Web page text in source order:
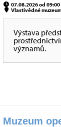
07.08.2026 od
Vlastivědné
Výstava
významů.
Muzeum